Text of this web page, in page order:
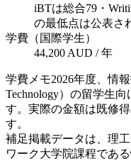
iBTは総合79・
の最低点は公表さ
学費（国際学生）
44,200 AUD / 年
学費メモ2026年度、情
Technology）の留学生
す。実際の金額は既修
す。
補足掲載データは、理
ワーク大学院課程であ